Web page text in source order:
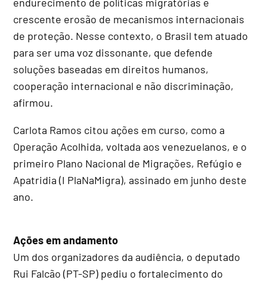
crescente erosão de mecanismos internacionais
de proteção. Nesse contexto, o Brasil tem atuado
para ser uma voz dissonante, que defende
soluções baseadas em direitos humanos,
cooperação internacional e não discriminação,
afirmou.
Carlota Ramos citou ações em curso, como a
Operação Acolhida, voltada aos venezuelanos, e o
primeiro Plano Nacional de Migrações, Refúgio e
Apatridia (I PlaNaMigra), assinado em junho deste
ano.
Ações em andamento
Um dos organizadores da audiência, o deputado
Rui Falcão (PT-SP) pediu o fortalecimento do